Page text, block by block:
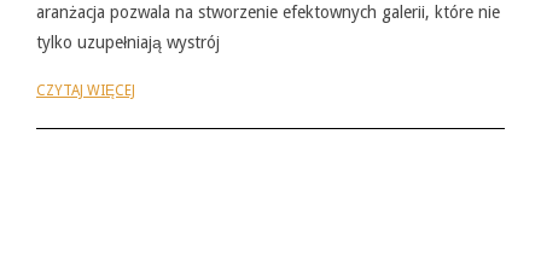
aranżacja pozwala na stworzenie efektownych galerii, które nie
tylko uzupełniają wystrój
CZYTAJ WIĘCEJ